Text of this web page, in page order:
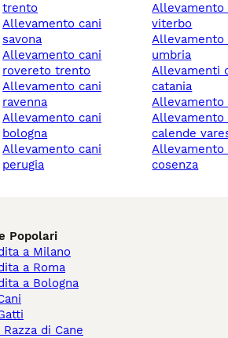
trento
allevamento cani
savona
allevamento cani
rovereto trento
allevamento cani
ravenna
allevamento cani
bologna
allevamento cani
perugia
allevamento cani
viterbo
allevamento cani
umbria
allevamenti cani
catania
allevamento cani sesto
calende
allevamento cani
cosenza
Popolari
a Milano
a Roma
a Bologna
di Cane